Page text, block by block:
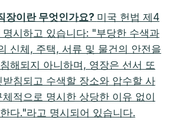
장이란 무엇인가요? 미국 헌법 제4
시하고 있습니다: "부당한 수색과
신체, 주택, 서류 및 물건의 안전을
해되지 아니하며, 영장은 선서 또
침되고 수색할 장소와 압수할 사
적으로 명시한 상당한 이유 없이
다."라고 명시되어 있습니다.